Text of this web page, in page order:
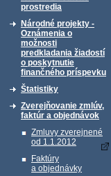
prostredia
Národné projekty -
Oznámenia o
možnosti
predkladania žiadostí
o poskytnutie
finančného príspevku
Štatistiky
Zverejňovanie zmlúv,
faktúr a objednávok
Zmluvy zverejnené
od 1.1.2012
Faktúry
a objednávky